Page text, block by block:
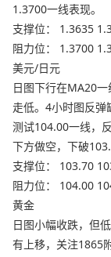
1.3700一线表现。
支撑位： 1.3635
阻力位： 1.3700
美元/日元
日图下行在MA20
走低。4小时图反弹
测试104.00一线，
下方做空，下破
支撑位： 103.70
阻力位： 104.00
黄金
日图小幅收跌，但
有上移，关注1865